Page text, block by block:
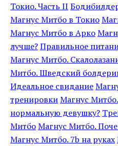
Токио. Часть II
Магнус Митбо в Токио
Магнус Митбо в Арко
лучше?Правильное
Магнус Митбо.
Митбо. Шведский
Идеальное свидание
тренировкиМагнус
нормальную девушку?
МитбоМагнус Митбо.
Магнус Митбо. 7b на руках